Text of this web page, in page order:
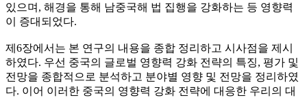
있으며, 해경을 통해 남중국해 법 집행을 강화하는 등 영향력
이 증대되었다.
제6장에서는 본 연구의 내용을 종합 정리하고 시사점을 제시
하였다. 우선 중국의 글로벌 영향력 강화 전략의 특징, 평가 및
전망을 종합적으로 분석하고 분야별 영향 및 전망을 정리하였
다. 이어 이러한 중국의 영향력 강화 전략에 대응한 우리의 대